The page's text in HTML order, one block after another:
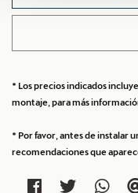
* Los precios indicados
montaje, para más
* Por favor, antes de instalar
recomendaciones que